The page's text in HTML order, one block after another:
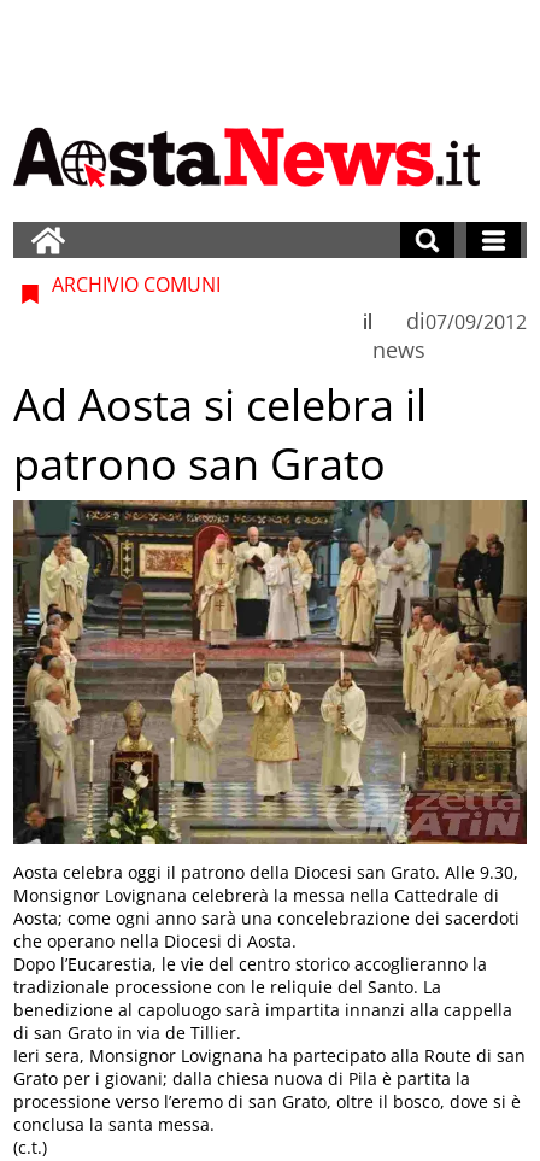
ARCHIVIO COMUNI
di
news
il 07/09/2012
Ad Aosta si celebra il
patrono san Grato
Aosta celebra oggi il patrono della Diocesi san Grato. Alle 9.30,
Monsignor Lovignana celebrerà la messa nella Cattedrale di
Aosta; come ogni anno sarà una concelebrazione dei sacerdoti
che operano nella Diocesi di Aosta.
Dopo l’Eucarestia, le vie del centro storico accoglieranno la
tradizionale processione con le reliquie del Santo. La
benedizione al capoluogo sarà impartita innanzi alla cappella
di san Grato in via de Tillier.
Ieri sera, Monsignor Lovignana ha partecipato alla Route di san
Grato per i giovani; dalla chiesa nuova di Pila è partita la
processione verso l’eremo di san Grato, oltre il bosco, dove si è
conclusa la santa messa.
(c.t.)